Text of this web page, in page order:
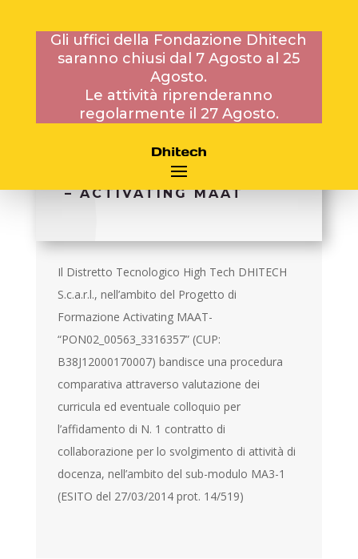
Gli uffici della Fondazione Dhitech
saranno chiusi dal 7 Agosto al 25
Agosto.
Le attività riprenderanno
regolarmente il 27 Agosto.
7 MARZO 2014
BANDO DEL 07/03/2014
PROT. N° 14/420 PER UN
CONTRATTO DI DOCENZA
– ACTIVATING MAAT
Il Distretto Tecnologico High Tech DHITECH
S.c.a.r.l., nell’ambito del Progetto di
Formazione Activating MAAT-
“PON02_00563_3316357” (CUP:
B38J12000170007) bandisce una procedura
comparativa attraverso valutazione dei
curricula ed eventuale colloquio per
l’affidamento di N. 1 contratto di
collaborazione per lo svolgimento di attività di
docenza, nell’ambito del sub-modulo MA3-1
(ESITO del 27/03/2014 prot. 14/519)